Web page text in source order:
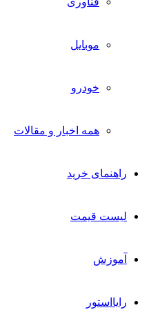
موبایل
خودرو
همه اخبار و مقالات
راهنمای خرید
لیست قیمت
آموزش
رایااستور